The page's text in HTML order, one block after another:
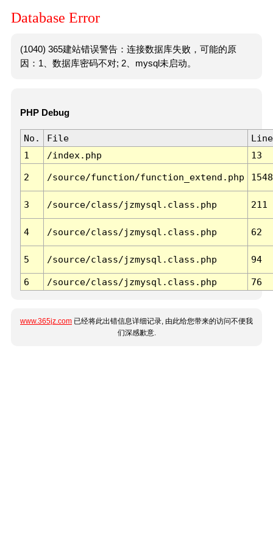
Database Error
(1040) 365建站错误警告：连接数据库失败，可能的原
因：1、数据库密码不对; 2、mysql未启动。
PHP Debug
No. File
Line
1
/index.php 13
2 /source/function/function_extend.php 1548
3 /source/class/jzmysql.class.php 211
4 /source/class/jzmysql.class.php 62
5 /source/class/jzmysql.class.php 94
6 /source/class/jzmysql.class.php 76
www.365jz.com 已经将此出错信息详细记录, 由此给您带来的访问不便我
们深感歉意.